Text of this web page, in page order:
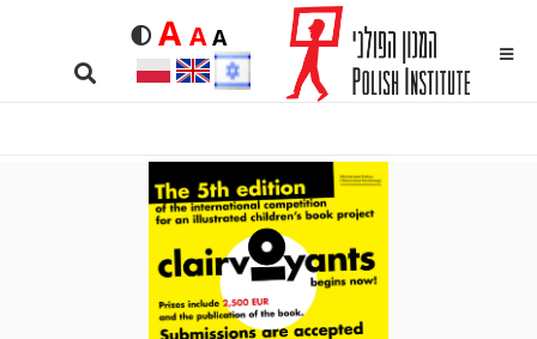
MENU
Rozmiar czcionki
A
Domyślna
A
Średnia
A
Duża
Search …